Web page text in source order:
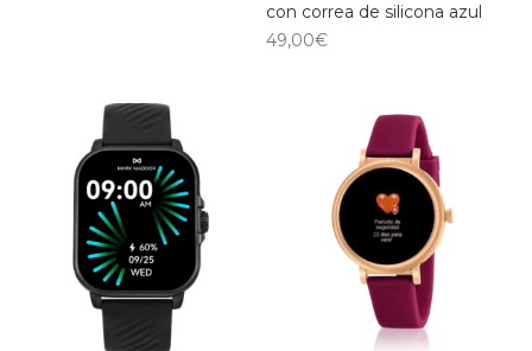
con correa de silicona azul
49,00€